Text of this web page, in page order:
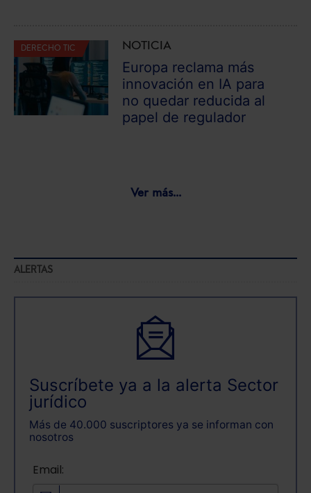
DERECHO TIC NOTICIA
Europa reclama más
innovación en IA para
no quedar reducida al
papel de regulador
Ver más...
ALERTAS
Suscríbete ya a la alerta Sector
jurídico
Más de 40.000 suscriptores ya se informan con
nosotros
Email: